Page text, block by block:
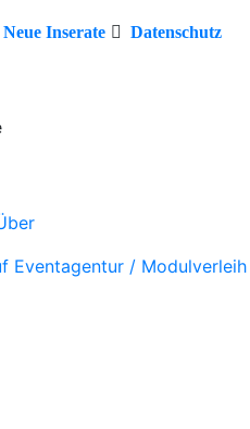
Neue Inserate
Datenschutz
Eventagentur / Modulverleih